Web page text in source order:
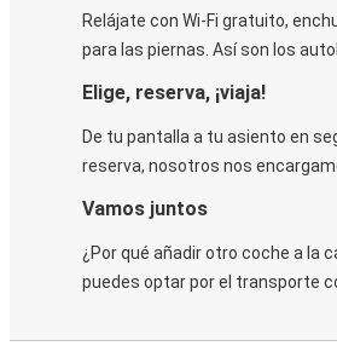
Relájate con Wi-Fi gratuito,
para las piernas. Así son los
Elige, reserva, ¡viaja!
De tu pantalla a tu asiento en
reserva, nosotros nos
Vamos juntos
¿Por qué añadir otro coche a la
puedes optar por el transporte